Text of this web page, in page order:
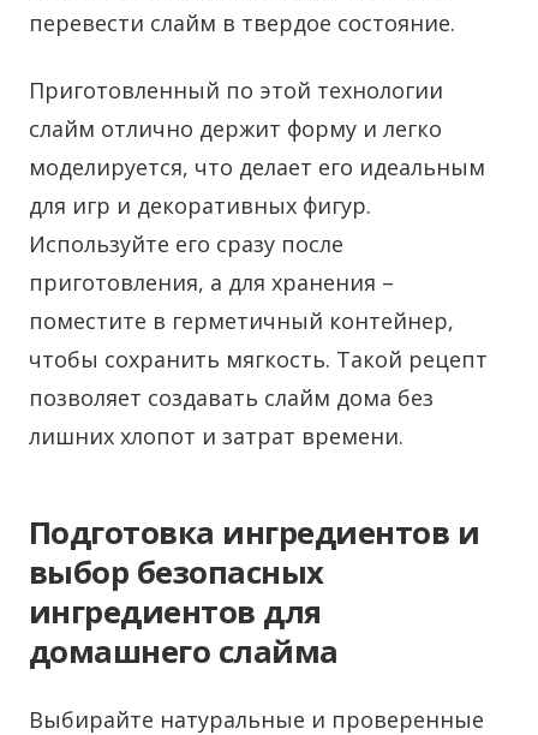
перевести слайм в твердое состояние.
Приготовленный по этой технологии
слайм отлично держит форму и легко
моделируется, что делает его идеальным
для игр и декоративных фигур.
Используйте его сразу после
приготовления, а для хранения –
поместите в герметичный контейнер,
чтобы сохранить мягкость. Такой рецепт
позволяет создавать слайм дома без
лишних хлопот и затрат времени.
Подготовка ингредиентов и
выбор безопасных
ингредиентов для
домашнего слайма
Выбирайте натуральные и проверенные